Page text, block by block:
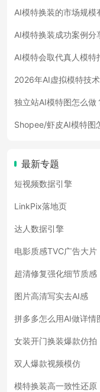
AI模特换装的市场规模
AI模特换装成功案例
AI模特会取代真人模特
2026年AI虚拟模特技
独立站AI模特图怎么做
Shopee/虾皮AI模特图
最新专题
短视频数据引擎
LinkPix落地页
达人数据引擎
电影质感TVC广告大片
超清修复强化细节质感
图片高清写实去AI感
拼多多怎么用AI做详情
女装开门换装爆款仿拍
双人爆款视频模仿
模特换装高一致性还原